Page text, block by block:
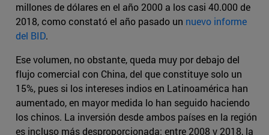
millones de dólares en el año 2000 a los casi 40.000 de
2018, como constató el año pasado un nuevo informe
del BID.
Ese volumen, no obstante, queda muy por debajo del
flujo comercial con China, del que constituye solo un
15%, pues si los intereses indios en Latinoamérica han
aumentado, en mayor medida lo han seguido haciendo
los chinos. La inversión desde ambos países en la región
es incluso más desproporcionada: entre 2008 y 2018, la